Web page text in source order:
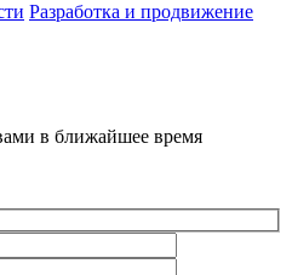
Разработка и продвижение
в ближайшее время